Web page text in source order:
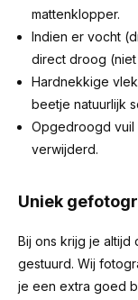
mattenklopper.
Indien er vocht
direct droog
Hardnekkige
beetje natuurlijk
Opgedroogd vuil
verwijderd.
Uniek
Bij ons krijg je altijd
gestuurd. Wij
je een extra goed